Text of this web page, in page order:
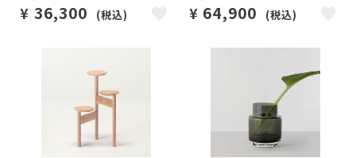
¥ 36,300 (税込) ¥ 64,900 (税込)